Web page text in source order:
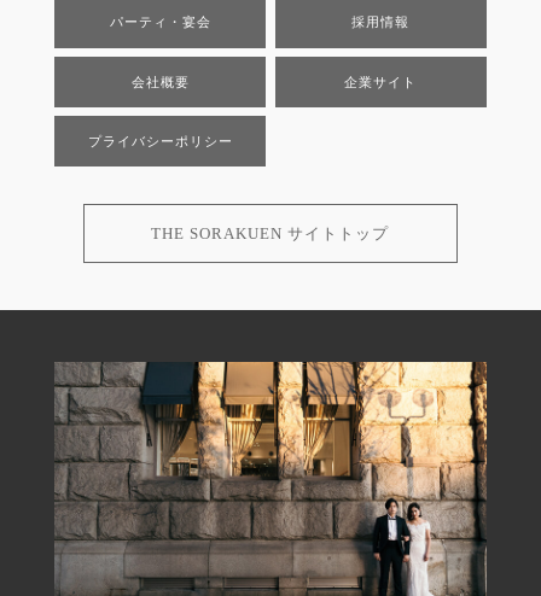
パーティ・宴会 採用情報
会社概要 企業サイト
プライバシーポリシー
THE SORAKUEN サイトトップ